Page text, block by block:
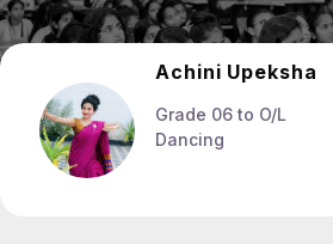
Achini Upeksha
Grade 06 to O/L
Dancing